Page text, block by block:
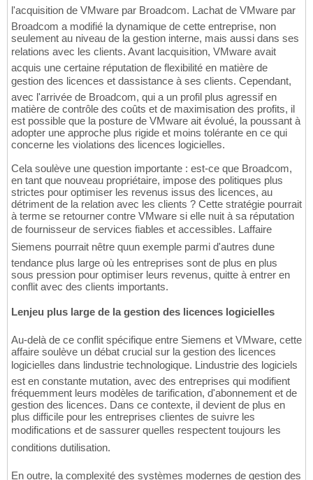
l'acquisition de VMware par Broadcom. Lachat de VMware par
Broadcom a modifié la dynamique de cette entreprise, non
seulement au niveau de la gestion interne, mais aussi dans ses
relations avec les clients. Avant lacquisition, VMware avait
acquis une certaine réputation de flexibilité en matière de
gestion des licences et dassistance à ses clients. Cependant,
avec l'arrivée de Broadcom, qui a un profil plus agressif en
matière de contrôle des coûts et de maximisation des profits, il
est possible que la posture de VMware ait évolué, la poussant à
adopter une approche plus rigide et moins tolérante en ce qui
concerne les violations des licences logicielles.
Cela soulève une question importante : est-ce que Broadcom,
en tant que nouveau propriétaire, impose des politiques plus
strictes pour optimiser les revenus issus des licences, au
détriment de la relation avec les clients ? Cette stratégie pourrait
à terme se retourner contre VMware si elle nuit à sa réputation
de fournisseur de services fiables et accessibles. Laffaire
Siemens pourrait nêtre quun exemple parmi d'autres dune
tendance plus large où les entreprises sont de plus en plus
sous pression pour optimiser leurs revenus, quitte à entrer en
conflit avec des clients importants.
Lenjeu plus large de la gestion des licences logicielles
Au-delà de ce conflit spécifique entre Siemens et VMware, cette
affaire soulève un débat crucial sur la gestion des licences
logicielles dans lindustrie technologique. Lindustrie des logiciels
est en constante mutation, avec des entreprises qui modifient
fréquemment leurs modèles de tarification, d'abonnement et de
gestion des licences. Dans ce contexte, il devient de plus en
plus difficile pour les entreprises clientes de suivre les
modifications et de sassurer quelles respectent toujours les
conditions dutilisation.
En outre, la complexité des systèmes modernes de gestion des